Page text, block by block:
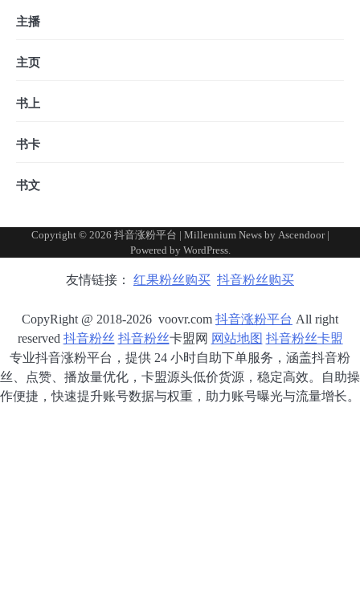
主播
主页
书上
书卡
书文
Copyright © 2026 抖音涨粉平台 | Millennium News by Ascendoor|
Powered by WordPress.
友情链接： 红果粉丝购买 抖音粉丝购买
CopyRight @ 2018-2026 voovr.com 抖音涨粉平台 All right
reserved 抖音粉丝 抖音粉丝卡盟网 网站地图 抖音粉丝卡盟
专业抖音涨粉平台，提供 24 小时自助下单服务，涵盖抖音粉
丝、点赞、播放量优化，卡盟源头低价货源，稳定高效。自助操
作便捷，快速提升账号数据与权重，助力账号曝光与流量增长。